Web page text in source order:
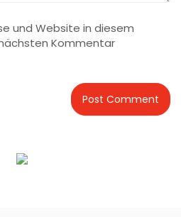
und Website in diesem
Kommentar